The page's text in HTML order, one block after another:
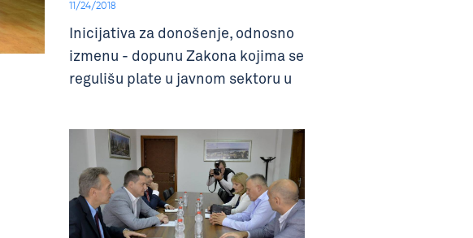
11/24/2018
Inicijativa za donošenje, odnosno
izmenu - dopunu Zakona kojima se
regulišu plate u javnom sektoru u